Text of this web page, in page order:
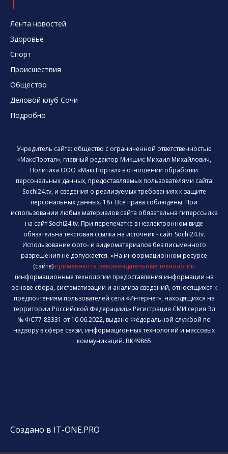
Лента новостей
Здоровье
Спорт
Происшествия
Общество
Деловой клуб Сочи
Подробно
Учредитель сайта: общество с ограниченной ответственностью
«МаксПортал», главный редактор Микшис Михаил Михайлович,
Политика ООО «МаксПортал» в отношении обработки
персональных данных, предоставляемых пользователями сайта
Sochi24.tv, и сведения о реализуемых требованиях к защите
персональных данных. 18+ Все права соблюдены. При
использовании любых материалов сайта обязательна гиперссылка
на сайт Sochi24.tv. При перепечатке в неэлектронном виде
обязательна текстовая ссылка на источник - сайт Sochi24.tv.
Использование фото- и видеоматериалов без письменного
разрешения не допускается. «На информационном ресурсе
(сайте) применяются рекомендательные технологии
(информационные технологии предоставления информации на
основе сбора, систематизации и анализа сведений, относящихся к
предпочтениям пользователей сети «Интернет», находящихся на
территории Российской Федерации).» Регистрация СМИ серия Эл
№ ФС77-83331 от 10.06.2022, выдано Федеральной службой по
надзору в сфере связи, информационных технологий и массовых
коммуникаций. ВК49865
Создано в IT-ONE.PRO